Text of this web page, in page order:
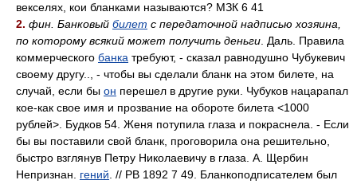
векселях, кои бланками называются? МЗК 6 41
2. фин. Банковый билет с передаточной надписью хозяина,
по которому всякий может получить деньги . Даль. Правила
коммерческого банка требуют, - сказал равнодушно Чубукевич
своему другу.., - чтобы вы сделали бланк на этом билете, на
случай, если бы он перешел в другие руки. Чубуков нацарапал
кое-как свое имя и прозвание на обороте билета <1000
рублей>. Будков 54. Женя потупила глаза и покраснела. - Если
бы вы поставили свой бланк, проговорила она решительно,
быстро взглянув Петру Николаевичу в глаза. А. Щербин
Непризнан. гений . // РВ 1892 7 49. Бланкоподписателем был